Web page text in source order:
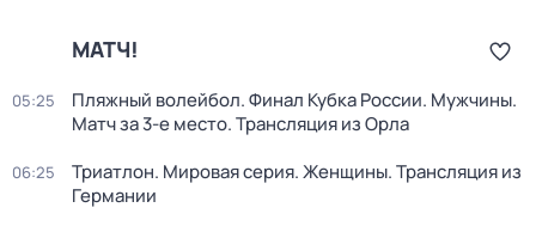
МАТЧ!
05:25
Пляжный волейбол. Финал Кубка России. Мужчины.
Матч за 3-е место. Трансляция из Орла
06:25
Триатлон. Мировая серия. Женщины. Трансляция из
Германии